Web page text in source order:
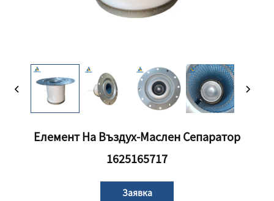
Елемент На Въздух-Маслен Сепаратор
1625165717
Заявка